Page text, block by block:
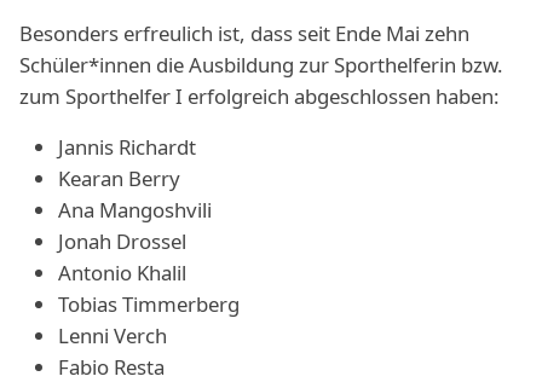
Besonders erfreulich ist, dass seit Ende Mai zehn
Schüler*innen die Ausbildung zur Sporthelferin bzw.
zum Sporthelfer I erfolgreich abgeschlossen haben:
Jannis Richardt
Kearan Berry
Ana Mangoshvili
Jonah Drossel
Antonio Khalil
Tobias Timmerberg
Lenni Verch
Fabio Resta